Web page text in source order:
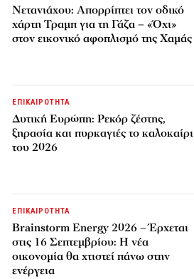
Νετανιάχου: Απορρίπτει τον οδικό
χάρτη Τραμπ για τη Γάζα – «Όχι»
στον εικονικό αφοπλισμό της Χαμάς
ΕΠΙΚΑΙΡΟΤΗΤΑ
Δυτική Ευρώπη: Ρεκόρ ζέστης,
ξηρασία και πυρκαγιές το καλοκαίρι
του 2026
ΕΠΙΚΑΙΡΟΤΗΤΑ
Brainstorm Energy 2026 – Έρχεται
στις 16 Σεπτεμβρίου: Η νέα
οικονομία θα χτιστεί πάνω στην
ενέργεια